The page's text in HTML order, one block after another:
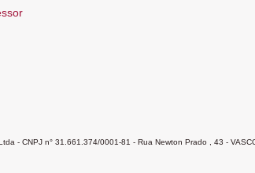
- CNPJ n° 31.661.374/0001-81 - Rua Newton Prado , 43 -